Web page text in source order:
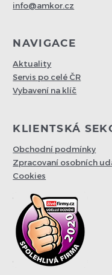
info@amkor.cz
NAVIGACE
Aktuality
Servis po celé ČR
Vybavení na klíč
KLIENTSKÁ
Obchodní podmínky
Zpracovaní osobních
Cookies